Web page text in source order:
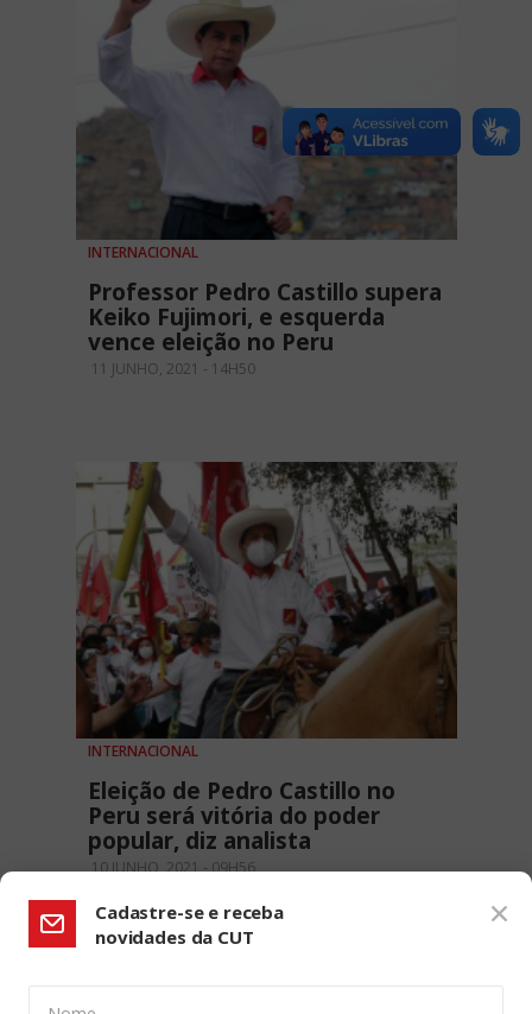
INTERNACIONAL
Professor Pedro Castillo supera
Keiko Fujimori, e esquerda
vence eleição no Peru
11 JUNHO, 2021 - 14H50
INTERNACIONAL
Eleição de Pedro Castillo no
Peru será vitória do poder
popular, diz analista
10 JUNHO, 2021 - 09H56
Cadastre-se e receba
novidades da CUT